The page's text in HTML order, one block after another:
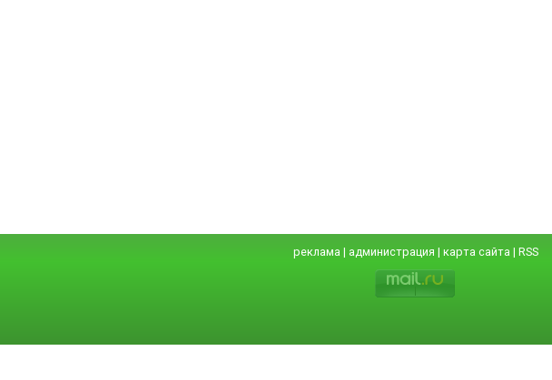
реклама | администрация | карта сайта | RSS